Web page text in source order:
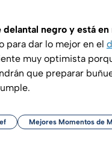
negro y está
para dar lo mejor en el
muy optimista
que preparar
Mejores Momentos de